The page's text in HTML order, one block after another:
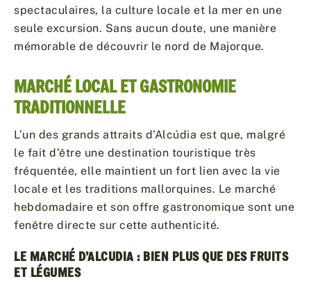
spectaculaires, la culture locale et la mer en une
seule excursion. Sans aucun doute, une manière
mémorable de découvrir le nord de Majorque.
MARCHÉ LOCAL ET GASTRONOMIE
TRADITIONNELLE
L’un des grands attraits d’Alcúdia est que, malgré
le fait d’être une destination touristique très
fréquentée, elle maintient un fort lien avec la vie
locale et les traditions mallorquines. Le marché
hebdomadaire et son offre gastronomique sont une
fenêtre directe sur cette authenticité.
LE MARCHÉ D’ALCUDIA : BIEN PLUS QUE DES FRUITS
ET LÉGUMES